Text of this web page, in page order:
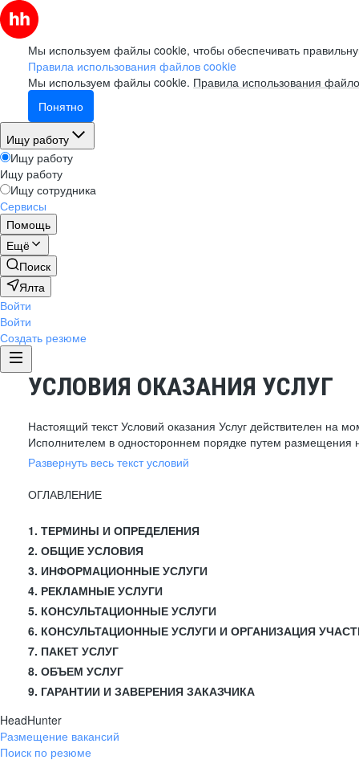
Мы используем файлы cookie, чтобы обеспечивать
Правила использования файлов cookie
Мы используем файлы cookie. Правила использования
Понятно
Ищу работу
Ищу работу
Ищу работу
Ищу сотрудника
Сервисы
Помощь
Ещё
Поиск
Ялта
Войти
Войти
Создать резюме
УСЛОВИЯ ОКАЗАНИЯ УСЛУГ
Настоящий текст Условий оказания Услуг действителен на
Исполнителем в одностороннем порядке путем размещения
Развернуть весь текст условий
ОГЛАВЛЕНИЕ
1. ТЕРМИНЫ И ОПРЕДЕЛЕНИЯ
2. ОБЩИЕ УСЛОВИЯ
3. ИНФОРМАЦИОННЫЕ УСЛУГИ
4. РЕКЛАМНЫЕ УСЛУГИ
5. КОНСУЛЬТАЦИОННЫЕ УСЛУГИ
6. КОНСУЛЬТАЦИОННЫЕ УСЛУГИ И ОРГАНИЗАЦИЯ
7. ПАКЕТ УСЛУГ
8. ОБЪЕМ УСЛУГ
9. ГАРАНТИИ И ЗАВЕРЕНИЯ ЗАКАЗЧИКА
HeadHunter
Размещение вакансий
Поиск по резюме